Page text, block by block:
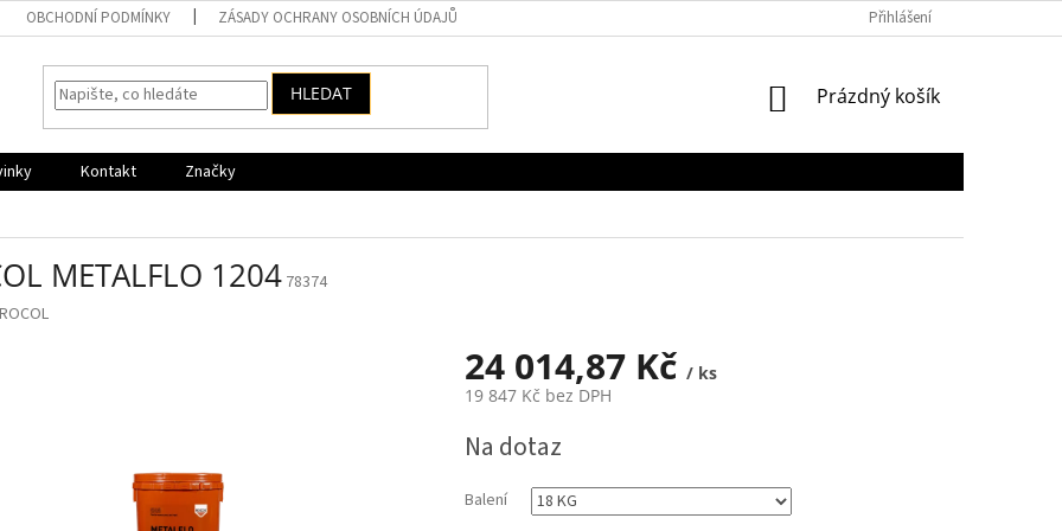
OBCHODNÍ PODMÍNKY ZÁSADY OCHRANY OSOBNÍCH ÚDAJŮ Přihlášení
HLEDAT
NÁKUPNÍ
Prázdný košík
Kontakt Značky
METALFLO 1204 78374
ROCOL
24 014,87 Kč / ks
19 847 Kč bez DPH
cena:
Na dotaz
Balení